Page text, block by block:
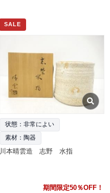
SALE
状態：非常によい
素材：陶器
川本晴雲造 志野 水指
期間限定50％OFF！